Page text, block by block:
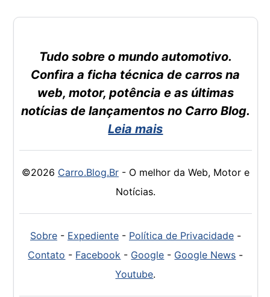
Tudo sobre o mundo automotivo.
Confira a ficha técnica de carros na
web, motor, potência e as últimas
notícias de lançamentos no Carro Blog.
Leia mais
©2026 Carro.Blog.Br- O melhor da Web, Motor e
Notícias.
Sobre- Expediente- Política de Privacidade-
Contato - Facebook - Google - Google News -
Youtube.